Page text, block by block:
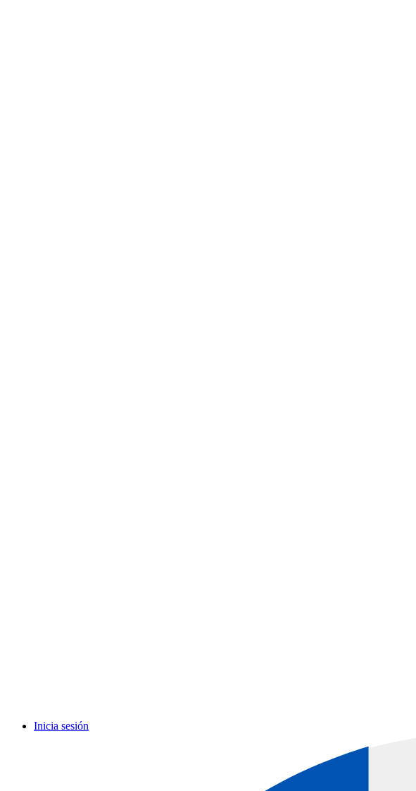
Inicia sesión